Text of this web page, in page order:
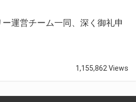
ー運営チーム一同、深く御礼申
1,155,862 Views